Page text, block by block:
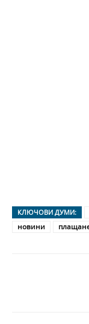
КЛЮЧОВИ ДУМИ:
новини